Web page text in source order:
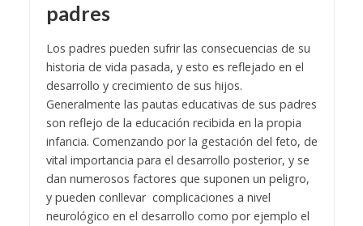
padres
Los padres pueden sufrir las consecuencias de su
historia de vida pasada, y esto es reflejado en el
desarrollo y crecimiento de sus hijos.
Generalmente las pautas educativas de sus padres
son reflejo de la educación recibida en la propia
infancia. Comenzando por la gestación del feto, de
vital importancia para el desarrollo posterior, y se
dan numerosos factores que suponen un peligro,
y pueden conllevar complicaciones a nivel
neurológico en el desarrollo como por ejemplo el